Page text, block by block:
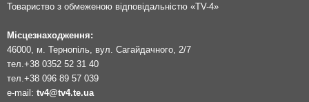
Товариство з обмеженою відповідальністю «TV-4»
Місцезнаходження:
46000, м. Тернопіль, вул. Сагайдачного, 2/7
тел. +38 0352 52 31 40
тел. +38 096 89 57 039
e-mail: tv4@tv4.te.ua